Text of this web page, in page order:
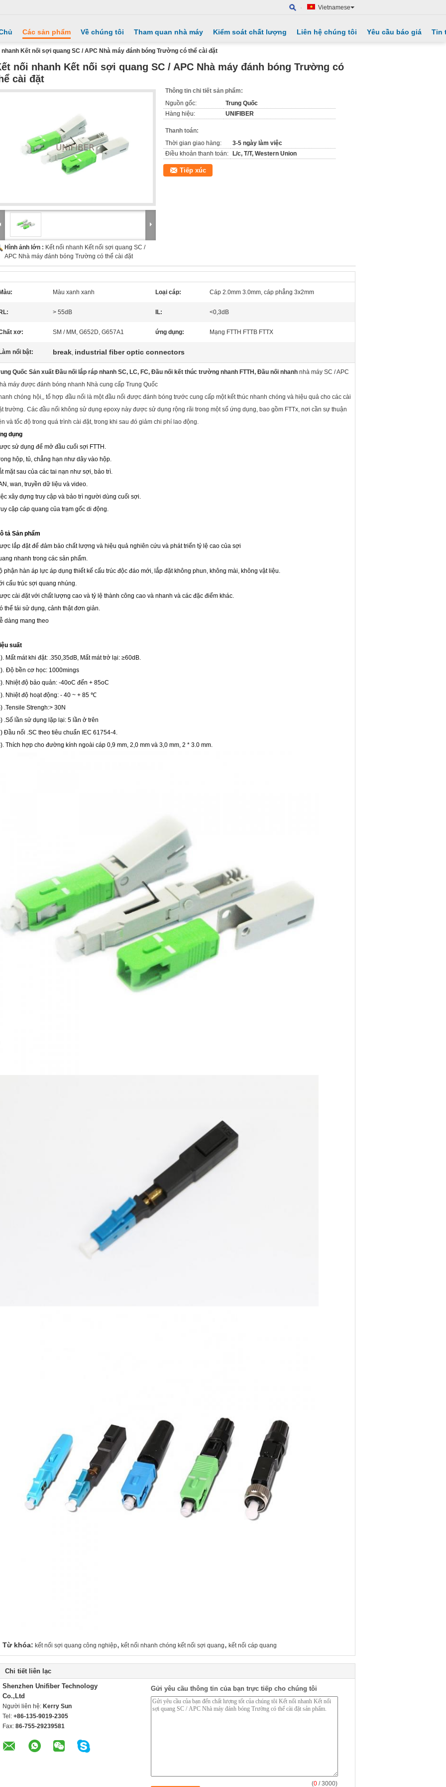
Vietnamese
Các sản phẩm Về chúng tôi Tham quan nhà máy Kiểm soát chất lượng Liên hệ chúng tôi Yêu cầu báo giá Tin
nhanh Kết nối sợi quang SC / APC Nhà máy đánh bóng Trường có thể cài đặt
nối nhanh Kết nối sợi quang SC / APC Nhà máy đánh bóng Trường có
cài đặt
Hình ảnh lớn : Kết nối nhanh Kết nối sợi quang SC /
APC Nhà máy đánh bóng Trường có thể cài đặt
Thông tin chi tiết sản phẩm:
Nguồn gốc:
Trung Quốc
Hàng hiệu:
UNIFIBER
Thanh toán:
Thời gian giao hàng:
3-5 ngày làm việc
Điều khoản thanh toán:
L/c, T/T, Western Union
Tiếp xúc
Màu: Màu xanh xanh Loại cáp: Cáp 2.0mm 3.0mm, cáp phẳng 3x2mm
RL: > 55dB IL: <0,3dB
xơ: SM / MM, G652D, G657A1 ứng dụng: Mạng FTTH FTTB FTTX
Làm nổi bật: break, industrial fiber optic connectors
Quốc Sản xuất Đầu nối lắp ráp nhanh SC, LC, FC, Đầu nối kết thúc trường nhanh FTTH, Đầu nối nhanh nhà máy SC / APC
máy được đánh bóng nhanh Nhà cung cấp Trung Quốc
chóng hội,, tổ hợp đầu nối là một đầu nối được đánh bóng trước cung cấp một kết thúc nhanh chóng và hiệu quả cho các cài
trường. Các đầu nối không sử dụng epoxy này được sử dụng rộng rãi trong một số ứng dụng, bao gồm FTTx, nơi cần sự thuận
và tốc độ trong quá trình cài đặt, trong khi sau đó giảm chi phí lao động.
dụng
sử dụng để mở đầu cuối sợi FTTH.
hộp, tủ, chẳng hạn như dây vào hộp.
mặt sau của các tai nạn như sợi, bảo trì.
wan, truyền dữ liệu và video.
xây dựng truy cập và bảo trì người dùng cuối sợi.
cập cáp quang của trạm gốc di động.
tả Sản phẩm
lắp đặt để đảm bảo chất lượng và hiệu quả nghiên cứu và phát triển tỷ lệ cao của sợi
nhanh trong các sản phẩm.
phận hàn áp lực áp dụng thiết kế cấu trúc độc đáo mới, lắp đặt không phun, không mài, không vật liệu.
cấu trúc sợi quang nhúng.
cài đặt với chất lượng cao và tỷ lệ thành công cao và nhanh và các đặc điểm khác.
thể tái sử dụng, cảnh thật đơn giản.
dàng mang theo
suất
Mất mát khi đặt: .350,35dB, Mất mát trở lại: ≥60dB.
Độ bền cơ học: 1000mings
Nhiệt độ bảo quản: -40oC đến + 85oC
Nhiệt độ hoạt động: - 40 ~ + 85 ℃
.Tensile Strengh:> 30N
.Số lần sử dụng lặp lại: 5 lần ở trên
Đầu nối .SC theo tiêu chuẩn IEC 61754-4.
Thích hợp cho đường kính ngoài cáp 0,9 mm, 2,0 mm và 3,0 mm, 2 * 3.0 mm.
Từ khóa: kết nối sợi quang công nghiệp, kết nối nhanh chóng kết nối sợi quang, kết nối cáp quang
Chi tiết liên lạc
Shenzhen Unifiber Technology
Co.,Ltd
Người liên hệ: Kerry Sun
Tel: +86-135-9019-2305
Fax: 86-755-29239581
Gửi yêu cầu thông tin của bạn trực tiếp cho chúng tôi
(0 / 3000)